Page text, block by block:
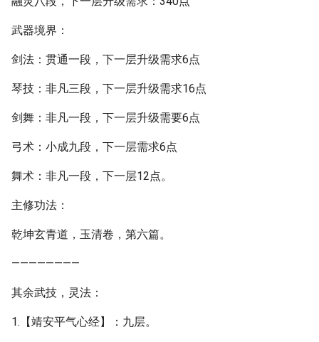
武器境界：
剑法：贯通一段，下一层升级需求6点
琴技：非凡三段，下一层升级需求16点
剑舞：非凡一段，下一层升级需要6点
弓术：小成九段，下一层需求6点
舞术：非凡一段，下一层12点。
主修功法：
乾坤玄青道，玉清卷，第六篇。
————————
其余武技，灵法：
1.【靖安平气心经】：九层。